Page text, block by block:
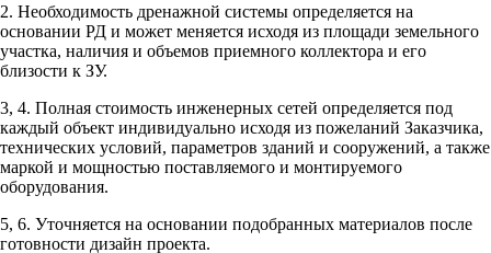
Рассчитывается индивидуально
Рассчитывается индивидуально
Рассчитывается индивидуально
2. Необходимость дренажной системы определяется на
основании РД и может меняется исходя из площади земельного
участка, наличия и объемов приемного коллектора и его
близости к ЗУ.
3, 4. Полная стоимость инженерных сетей определяется под
каждый объект индивидуально исходя из пожеланий Заказчика,
технических условий, параметров зданий и сооружений, а также
маркой и мощностью поставляемого и монтируемого
оборудования.
5, 6. Уточняется на основании подобранных материалов после
готовности дизайн проекта.